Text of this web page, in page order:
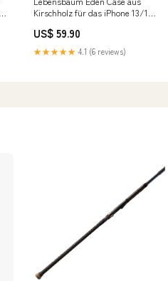
Kirschholz für das iPhone 13/14
US$ 59.90
★★★★★ 4.1 (6 reviews)